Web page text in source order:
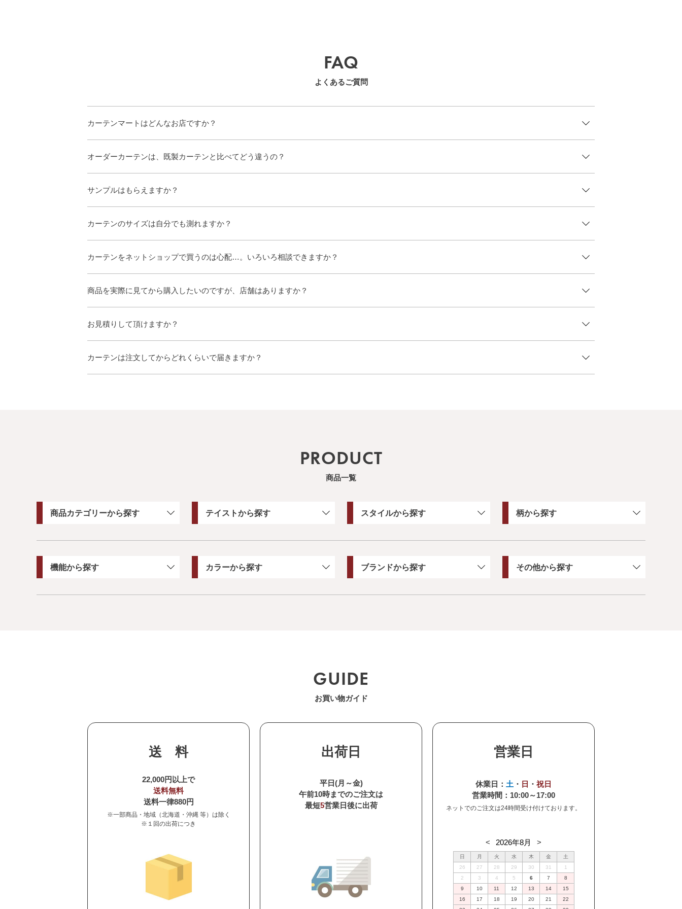
FAQ
よくあるご質問
カーテンマートはどんなお店ですか？
オーダーカーテンは、既製カーテンと比べてどう違うの？
サンプルはもらえますか？
カーテンのサイズは自分でも測れますか？
カーテンをネットショップで買うのは心配…。いろいろ相談できますか？
商品を実際に見てから購入したいのですが、店舗はありますか？
お見積りして頂けますか？
カーテンは注文してからどれくらいで届きますか？
PRODUCT
商品一覧
商品カテゴリーから探す テイストから探す スタイルから探す 柄から探す
機能から探す カラーから探す ブランドから探す その他から探す
GUIDE
お買い物ガイド
送 料
22,000円以上で
送料無料
送料一律880円
※一部商品・地域（北海道・沖縄 等）は除く
※ １回の出荷につき
出荷日
平日(月～金)
午前10時までのご注文は
最短5営業日後に出荷
営業日
休業日： 土 ・ 日 ・ 祝日
営業時間：10:00～17:00
ネットでのご注文は24時間受け付けております。
2026年8月
日 月 火 水 木 金
土
26
27 28 29 30 31
1
2
3 4 5 6 7
8
9
10 11 12 13 14
15
16
17 18 19 20 21
22